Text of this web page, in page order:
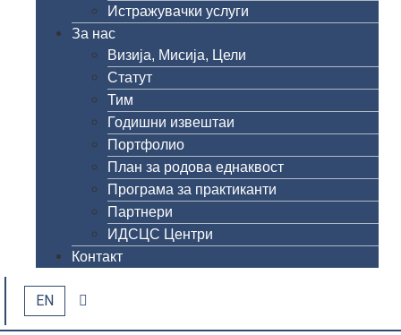
Истражувачки услуги
За нас
Визија, Мисија, Цели
Статут
Тим
Годишни извештаи
Портфолио
План за родова еднаквост
Програма за практиканти
Партнери
ИДСЦС Центри
Контакт
EN